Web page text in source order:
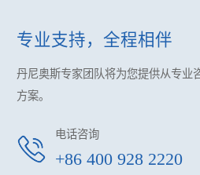
专业支持，全程相伴
丹尼奥斯专家团队将为您提供从专业
方案。
电话咨询
+86 400 928 2220